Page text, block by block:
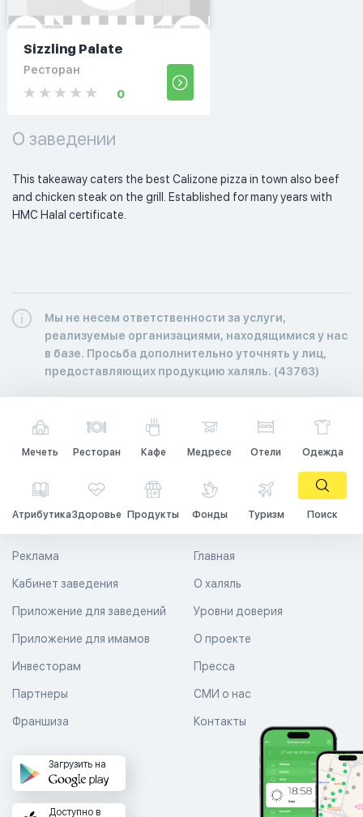
Sizzling Palate
Ресторан
0
О заведении
This takeaway caters the best Calizone pizza in town also beef
and chicken steak on the grill. Established for many years with
HMC Halal certificate.
Мы не несем ответственности за услуги,
реализуемые организациями, находящимися у нас
в базе. Просьба дополнительно уточнять у лиц,
предоставляющих продукцию халяль. (43763)
Мечеть Ресторан Кафе Медресе Отели Одежда
АтрибутикаЗдоровье Продукты Фонды Туризм Поиск
Главная
О халяль
Уровни доверия
Реклама
Кабинет заведения
Приложение для заведений
Приложение для имамов О проекте
Пресса
СМИ о нас
Контакты
Инвесторам
Партнеры
Франшиза
Загрузить на
Доступно в